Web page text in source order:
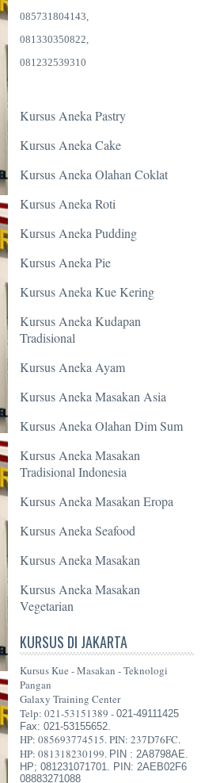
085731804143,
081330350822,
081232539310
Kursus Aneka Pastry
Kursus Aneka Cake
Kursus Aneka Olahan Coklat
Kursus Aneka Roti
Kursus Aneka Pudding
Kursus Aneka Pie
Kursus Aneka Kue Kering
Kursus Aneka Kudapan
Tradisional
Kursus Aneka Ayam
Kursus Aneka Masakan Asia
Kursus Aneka Olahan Dim Sum
Kursus Aneka Masakan
Tradisional Indonesia
Kursus Aneka Masakan Eropa
Kursus Aneka Seafood
Kursus Aneka Masakan
Kursus Aneka Masakan
Vegetarian
KURSUS DI JAKARTA
Kursus Kue - Masakan - Teknologi
Pangan
Galaxy Training Center
Telp: 021-53151389 - 021-49111425
Fax: 021-53155652.
HP: 085693774515. PIN: 237D76FC.
HP: 081318230199. PIN : 2A8798AE.
HP; 081231071701. PIN: 2AEB02F6
08883271088